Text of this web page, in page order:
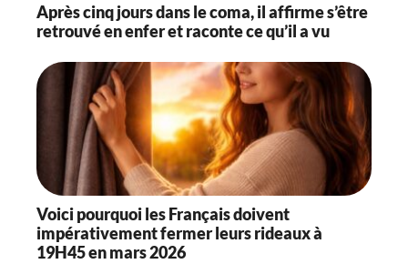
Après cinq jours dans le coma, il affirme s’être
retrouvé en enfer et raconte ce qu’il a vu
Voici pourquoi les Français doivent
impérativement fermer leurs rideaux à
19H45 en mars 2026